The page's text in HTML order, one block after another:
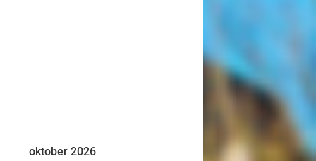
oktober 2026